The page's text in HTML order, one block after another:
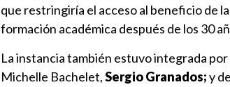
que restringiría el acceso al beneficio de
formación académica después de los 30
La instancia también estuvo integrada
Michelle Bachelet,Sergio Granados;y